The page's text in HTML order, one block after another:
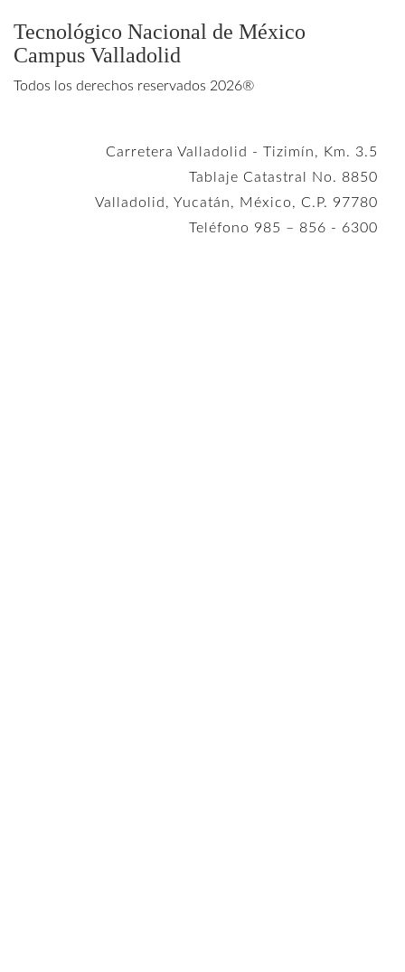
Tecnológico Nacional de México
Campus Valladolid
Todos los derechos reservados 2026®
Carretera Valladolid - Tizimín, Km. 3.5
Tablaje Catastral No. 8850
Valladolid, Yucatán, México, C.P. 97780
Teléfono 985 – 856 - 6300